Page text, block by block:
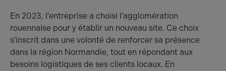
En 2023, l’entreprise a choisi l’agglomération
rouennaise pour y établir un nouveau site. Ce choix
s'inscrit dans une volonté de renforcer sa présence
dans la région Normandie, tout en répondant aux
besoins logistiques de ses clients locaux. En